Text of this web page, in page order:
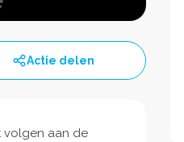
Actie delen
volgen aan de